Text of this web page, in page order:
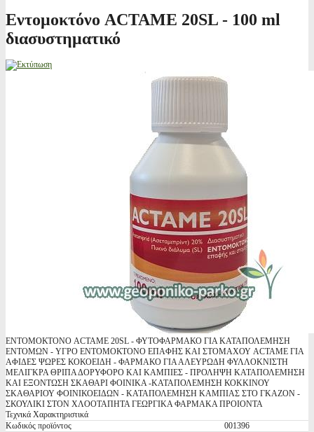
Εντομοκτόνο ACTAME 20SL - 100 ml
διασυστηματικό
ΕΝΤΟΜΟΚΤΟΝΟ ACTAME 20SL - ΦΥΤΟΦΑΡΜΑΚΟ ΓΙΑ ΚΑΤΑΠΟΛΕΜΗΣΗ
ΕΝΤΟΜΩΝ - ΥΓΡΟ ΕΝΤΟΜΟΚΤΟΝΟ ΕΠΑΦΗΣ ΚΑΙ ΣΤΟΜΑΧΟΥ ACTAME ΓΙΑ
ΑΦΙΔΕΣ ΨΩΡΕΣ ΚΟΚΟΕΙΔΗ - ΦΑΡΜΑΚΟ ΓΙΑ ΑΛΕΥΡΩΔΗ ΦΥΛΛΟΚΝΙΣΤΗ
ΜΕΛΙΓΚΡΑ ΘΡΙΠΑ ΔΟΡΥΦΟΡΟ ΚΑΙ ΚΑΜΠΙΕΣ - ΠΡΟΛΗΨΗ ΚΑΤΑΠΟΛΕΜΗΣΗ
ΚΑΙ ΕΞΟΝΤΩΣΗ ΣΚΑΘΑΡΙ ΦΟΙΝΙΚΑ -ΚΑΤΑΠΟΛΕΜΗΣΗ ΚΟΚΚΙΝΟΥ
ΣΚΑΘΑΡΙΟΥ ΦΟΙΝΙΚΟΕΙΔΩΝ - ΚΑΤΑΠΟΛΕΜΗΣΗ ΚΑΜΠΙΑΣ ΣΤΟ ΓΚΑΖΟΝ -
ΣΚΟΥΛΙΚΙ ΣΤΟΝ ΧΛΟΟΤΑΠΗΤΑ ΓΕΩΡΓΙΚΑ ΦΑΡΜΑΚΑ ΠΡΟΙΟΝΤΑ
Τεχνικά Χαρακτηριστικά
Κωδικός προϊόντος
001396